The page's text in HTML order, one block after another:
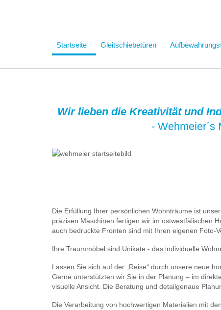
Startseite Gleitschiebetüren
Wir lieben die Kreativität und
- Wehmeier´s
Die Erfüllung Ihrer persönlichen Wohnträume ist
präzisen Maschinen fertigen wir im ostwestfälischen
auch bedruckte Fronten sind mit Ihren eigenen Foto-
Ihre Traummöbel sind Unikate - das individuelle
Lassen Sie sich auf der „Reise“ durch unsere neue
Gerne unterstützten wir Sie in der Planung – im
visuelle Ansicht. Die Beratung und detailgenaue
Die Verarbeitung von hochwertigen Materialien mit